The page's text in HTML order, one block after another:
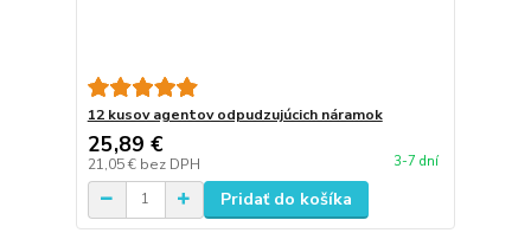
12 kusov agentov odpudzujúcich náramok
25,89 €
21,05 € bez DPH 3-7 dní
Pridať do košíka